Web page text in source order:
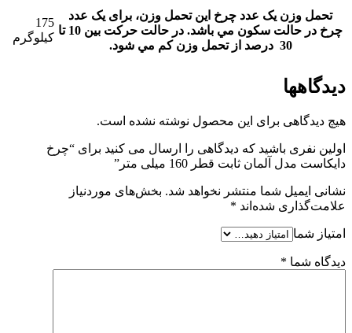
تحمل وزن یک عدد چرخ این تحمل وزن، برای يک عدد
چرخ در حالت سکون مي باشد. در حالت حرکت بين 10 تا
30 درصد از تحمل وزن کم مي شود.
175
کیلوگرم
دیدگاهها
هیچ دیدگاهی برای این محصول نوشته نشده است.
اولین نفری باشید که دیدگاهی را ارسال می کنید برای “چرخ
دایکاست مدل آلمان ثابت قطر 160 میلی متر”
نشانی ایمیل شما منتشر نخواهد شد. بخش‌های موردنیاز
علامت‌گذاری شده‌اند *
امتیاز شما
دیدگاه شما *